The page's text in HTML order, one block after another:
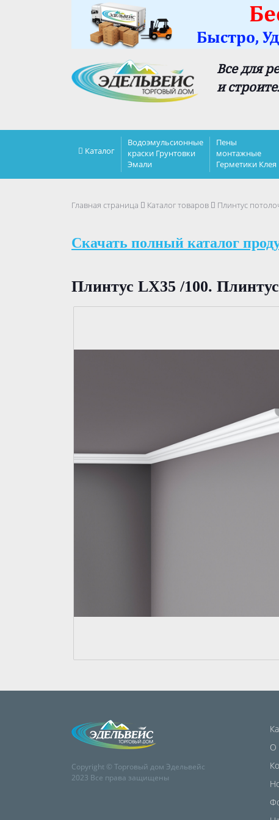
Все для
и
Каталог
Водоэмульсионные
краски Грунтовки
Эмали
Пены
монтажные
Герметики Клея
Главная страница Каталог товаров Плинтус
Скачать полный каталог
Плинтус LX35 /100.
Copyright © Торговый дом Эдельвейс
2023 Все права защищены
О